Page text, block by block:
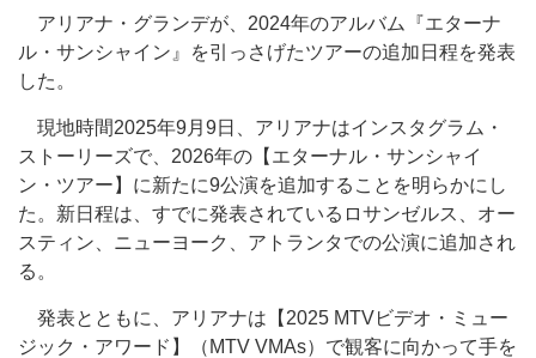
アリアナ・グランデが、2024年のアルバム『エターナ
ル・サンシャイン』を引っさげたツアーの追加日程を発表
した。
現地時間2025年9月9日、アリアナはインスタグラム・
ストーリーズで、2026年の【エターナル・サンシャイ
ン・ツアー】に新たに9公演を追加することを明らかにし
た。新日程は、すでに発表されているロサンゼルス、オー
スティン、ニューヨーク、アトランタでの公演に追加され
る。
発表とともに、アリアナは【2025 MTVビデオ・ミュー
ジック・アワード】（MTV VMAs）で観客に向かって手を